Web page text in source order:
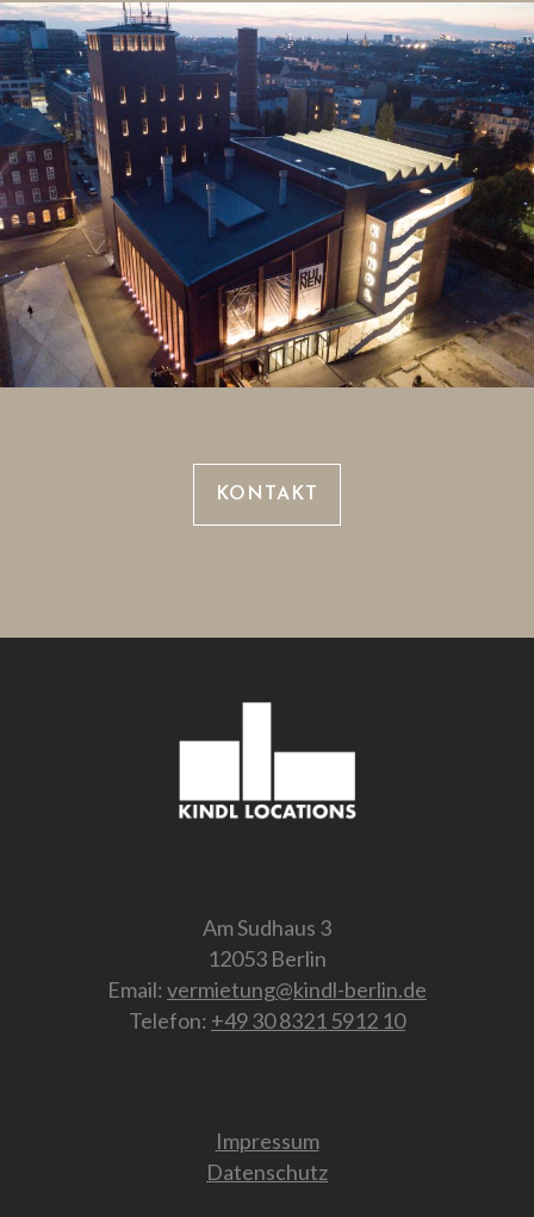
KONTAKT
Am Sudhaus 3
12053 Berlin
Email: vermietung@kindl-berlin.de
Telefon: +49 30 8321 5912 10
Impressum
Datenschutz